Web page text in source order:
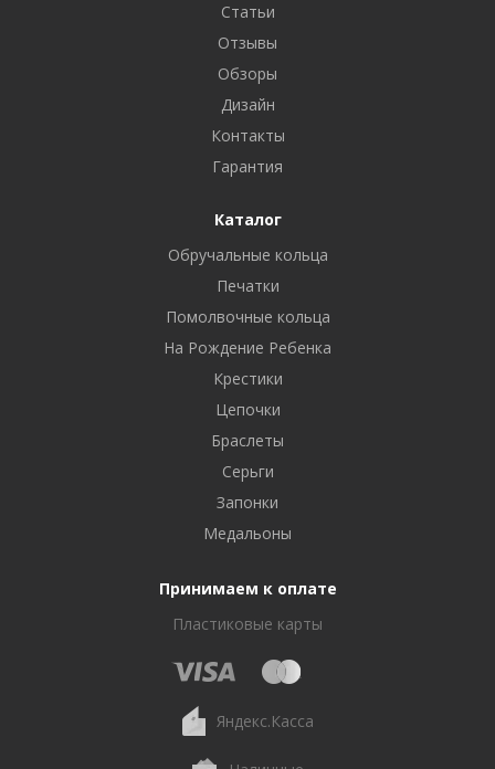
Статьи
Отзывы
Обзоры
Дизайн
Контакты
Гарантия
Каталог
Обручальные кольца
Печатки
Помолвочные кольца
На Рождение Ребенка
Крестики
Цепочки
Браслеты
Серьги
Запонки
Медальоны
Принимаем к оплате
Пластиковые карты
Яндекс.Касса